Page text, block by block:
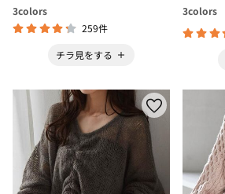
3colors
259件
チラ見をする
3colors